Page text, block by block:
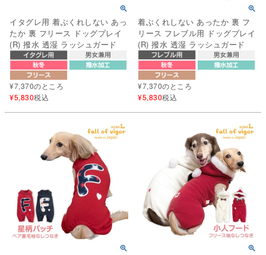
イタグレ用 着ぶくれしない あっ
たか 裏 フリース ドッグプレイ
(R) 撥水 透湿 ラッシュガード
¥7,370のところ
¥5,830税込
着ぶくれしない あったか 裏 フ
リース フレブル用 ドッグプレイ
(R) 撥水 透湿 ラッシュガード
¥7,370のところ
¥5,830税込